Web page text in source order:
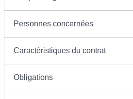
Personnes concernées
Caractéristiques du contrat
Obligations